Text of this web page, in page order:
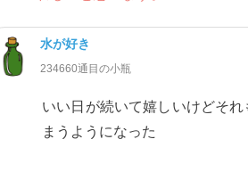
水が好き
234660通目の小瓶
いい日が続いて嬉しいけどそ
まうようになった